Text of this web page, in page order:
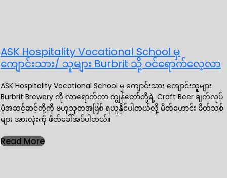
ASK Hospitality Vocational School မှ
ကျောင်းသား/ သူများ Burbrit သို့ ဝင်ရောက်လေ့လာ
ASK Hospitality Vocational School မှ ကျောင်းသား ကျောင်းသူများ
Burbrit Brewery ကို လာရောက်ကာ ကျွန်တော်တို့ရဲ့ Craft Beer ချက်လုပ်
ပုံအဆင့်ဆင့်တို့ကို ဗဟုသုတအဖြစ် ရယူနိုင်ပါတယ်လို့ မိတ်ဟောင်း မိတ်သစ်
များ အားလုံးကို ဖိတ်ခေါ်အပ်ပါတယ်။
Read More